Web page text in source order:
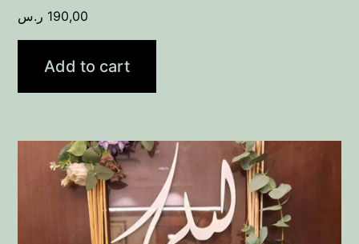
190,00 ر.س
Add to cart